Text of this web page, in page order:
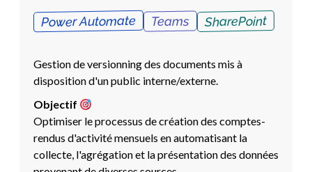
Power Automate Teams SharePoint
Gestion de versionning des documents mis à
disposition d'un public interne/externe.
Objectif
Optimiser le processus de création des comptes-
rendus d'activité mensuels en automatisant la
collecte, l'agrégation et la présentation des données